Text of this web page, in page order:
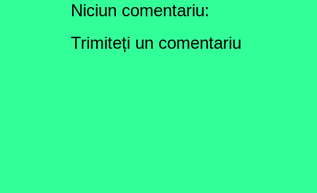
Niciun comentariu:
Trimiteți un comentariu